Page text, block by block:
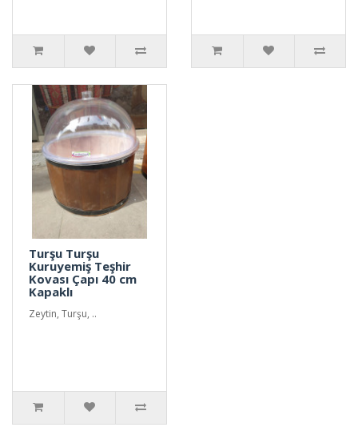
Turşu Turşu
Kuruyemiş Teşhir
Kovası Çapı 40 cm
Kapaklı
Zeytin, Turşu, ..